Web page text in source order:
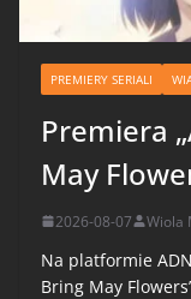
PREMIERY SERIALI
Premiera
May
2026-08-07 Wiola
Na platformie
Bring May